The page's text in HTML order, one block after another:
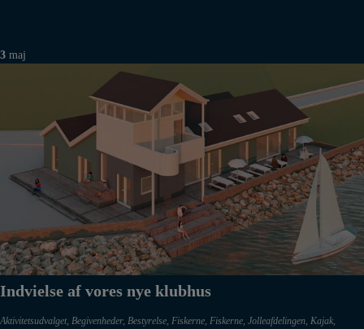
3 maj
Indvielse af vores nye klubhus
Aktivitetsudvalget, Begivenheder, Bestyrelse, Fiskerne, Fiskerne, Jolleafdelingen, Kajak,